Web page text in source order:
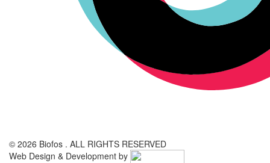
© 2026 Biofos . ALL RIGHTS RESERVED
Web Design & Development by